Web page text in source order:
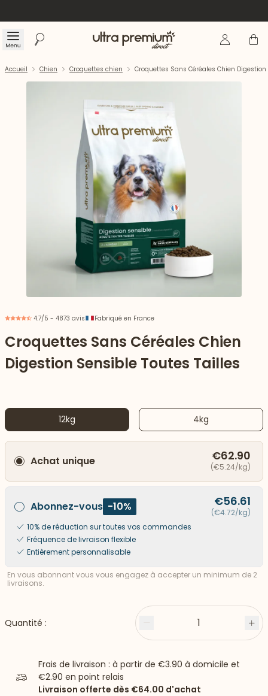
Menu Rechercher Accueil Se Panier
vers le bas
Accueil Chien Croquettes chien Croquettes Sans Céréales Chien
4.7/5 - 4873 avis Fabriqué en France
Croquettes Sans Céréales Chien
Digestion Sensible Toutes Tailles
12kg 4kg
Achat unique €62.90
(€5.24/kg)
Abonnez-vous -10% €56.61
(€4.72/kg)
10% de réduction sur toutes vos commandes
Fréquence de livraison flexible
Entièrement personnalisable
En vous abonnant vous vous engagez à accepter un minimum de 2
livraisons.
Quantité : Moins 1
Frais de livraison : à partir de €3.90 à domicile et
€2.90 en point relais
Livraison offerte dès €64.00 d'achat